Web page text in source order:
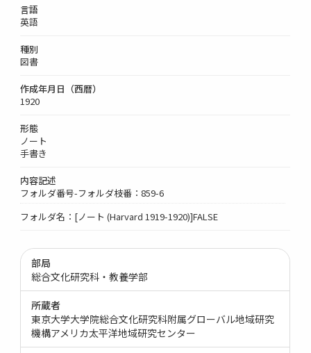
言語
英語
種別
図書
作成年月日（西暦）
1920
形態
ノート
手書き
内容記述
フォルダ番号-フォルダ枝番：859-6
フォルダ名：[ノート (Harvard 1919-1920)]FALSE
部局
総合文化研究科・教養学部
所蔵者
東京大学大学院総合文化研究科附属グローバル地域研究
機構アメリカ太平洋地域研究センター